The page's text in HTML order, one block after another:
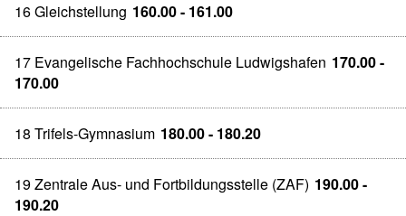
16 Gleichstellung 160.00 - 161.00
17 Evangelische Fachhochschule Ludwigshafen 170.00 -
170.00
18 Trifels-Gymnasium 180.00 - 180.20
19 Zentrale Aus- und Fortbildungsstelle (ZAF) 190.00 -
190.20